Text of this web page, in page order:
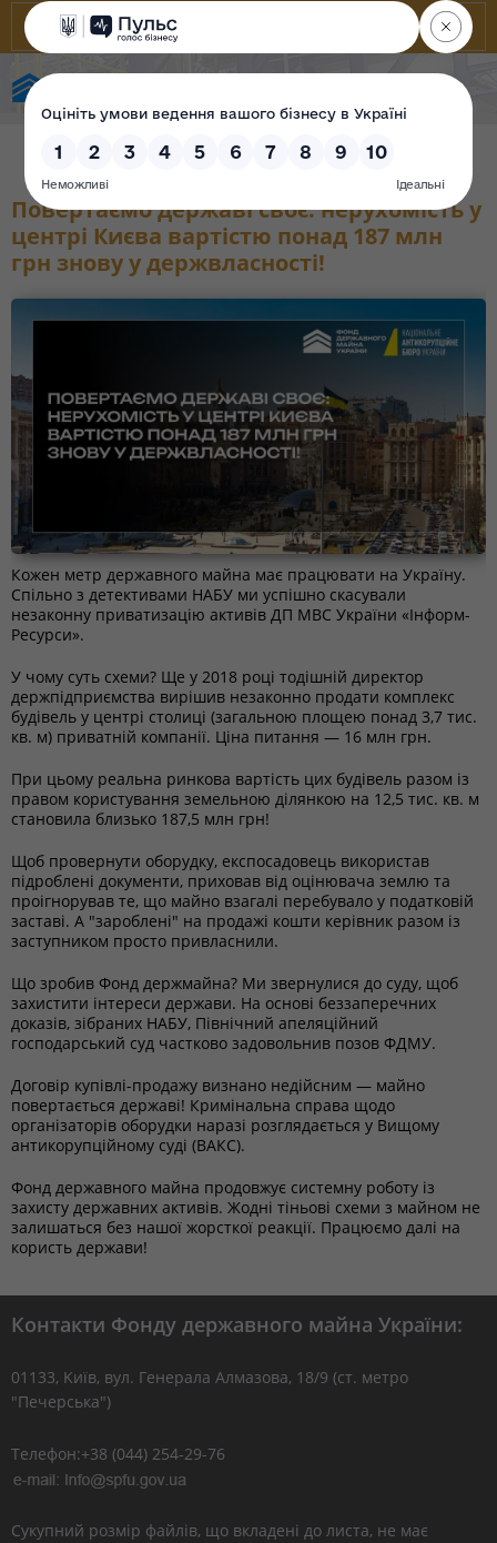
Повертаємо державі своє: нерухомість у
центрі Києва вартістю понад 187 млн
грн знову у держвласності!
Кожен метр державного майна має працювати на Україну.
Спільно з детективами НАБУ ми успішно скасували
незаконну приватизацію активів ДП МВС України «Інформ-
Ресурси».
У чому суть схеми? Ще у 2018 році тодішній директор
держпідприємства вирішив незаконно продати комплекс
будівель у центрі столиці (загальною площею понад 3,7 тис.
кв. м) приватній компанії. Ціна питання — 16 млн грн.
При цьому реальна ринкова вартість цих будівель разом із
правом користування земельною ділянкою на 12,5 тис. кв. м
становила близько 187,5 млн грн!
Щоб провернути оборудку, експосадовець використав
підроблені документи, приховав від оцінювача землю та
проігнорував те, що майно взагалі перебувало у податковій
заставі. А "зароблені" на продажі кошти керівник разом із
заступником просто привласнили.
Що зробив Фонд держмайна? Ми звернулися до суду, щоб
захистити інтереси держави. На основі беззаперечних
доказів, зібраних НАБУ, Північний апеляційний
господарський суд частково задовольнив позов ФДМУ.
Договір купівлі-продажу визнано недійсним — майно
повертається державі! Кримінальна справа щодо
організаторів оборудки наразі розглядається у Вищому
антикорупційному суді (ВАКС).
Фонд державного майна продовжує системну роботу із
захисту державних активів. Жодні тіньові схеми з майном не
залишаться без нашої жорсткої реакції. Працюємо далі на
користь держави!
Контакти Фонду державного майна України:
01133, Kиїв, вул. Генерала Алмазова, 18/9 (ст. метро
"Печерська")
Телефон:+38 (044) 254-29-76
Сукупний розмір файлів, що вкладені до листа, не має